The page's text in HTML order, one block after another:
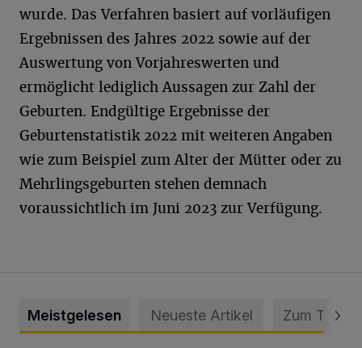
wurde. Das Verfahren basiert auf vorläufigen
Ergebnissen des Jahres 2022 sowie auf der
Auswertung von Vorjahreswerten und
ermöglicht lediglich Aussagen zur Zahl der
Geburten. Endgültige Ergebnisse der
Geburtenstatistik 2022 mit weiteren Angaben
wie zum Beispiel zum Alter der Mütter oder zu
Mehrlingsgeburten stehen demnach
voraussichtlich im Juni 2023 zur Verfügung.
Meistgelesen Neueste Artikel Zum Thema